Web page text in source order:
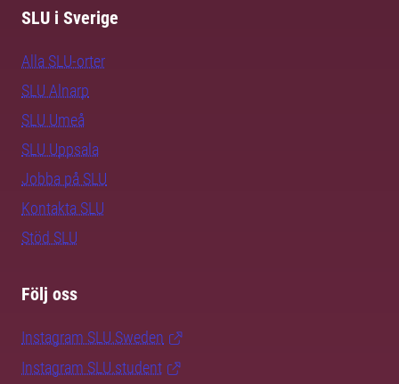
SLU i Sverige
Alla SLU-orter
SLU Alnarp
SLU Umeå
SLU Uppsala
Jobba på SLU
Kontakta SLU
Stöd SLU
Följ oss
Instagram SLU.Sweden
Instagram SLU.student